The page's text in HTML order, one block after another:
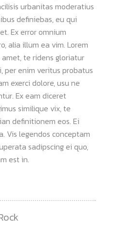
urbanitas moderatius
definiebas, eu qui
Ex error omnium
alia illum ea vim. Lorem
te ridens gloriatur
per enim veritus probatus
exerci dolore, usu ne
Ex eam diceret
similique vix, te
definitionem eos. Ei
Vis legendos conceptam
sadipscing ei quo,
est in.